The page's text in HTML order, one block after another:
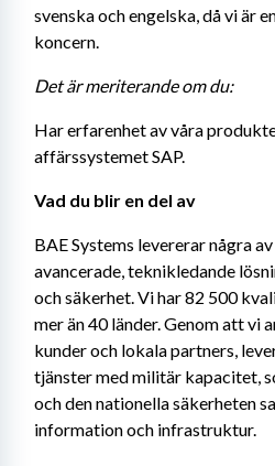
svenska och engelska, då vi är
koncern.
Det är meriterande om du:
Har erfarenhet av våra
affärssystemet SAP.
Vad du blir en del av
BAE Systems levererar några
avancerade, teknikledande
och säkerhet. Vi har 82 500
mer än 40 länder. Genom att vi
kunder och lokala partners,
tjänster med militär kapacitet,
och den nationella säkerheten
information och infrastruktur.